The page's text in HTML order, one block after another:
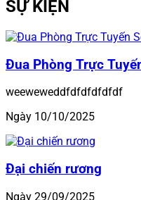
SỰ KIỆN
Đua Phòng Trực
weeweweddfdfdfdfdfdf
Ngày 10/10/2025
Đại chiến rương
Ngày 29/09/2025